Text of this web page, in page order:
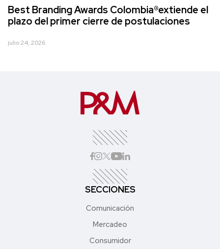
Best Branding Awards Colombia®extiende el
plazo del primer cierre de postulaciones
julio 24, 2026
SECCIONES
Comunicación
Mercadeo
Consumidor